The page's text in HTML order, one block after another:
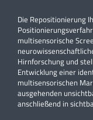
Die Repositionierung
multisensorische
Hirnforschung und
Entwicklung einer
multisensorischen
ausgehenden
anschließend in